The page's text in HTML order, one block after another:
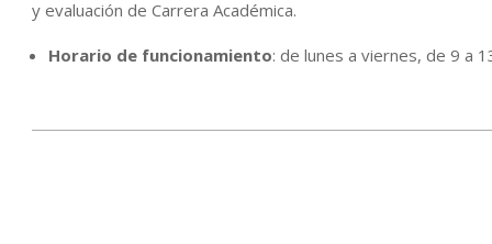
y evaluación de Carrera Académica.
Horario de funcionamiento: de lunes a viernes, de 9 a